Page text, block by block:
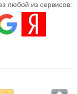
любой из сервисов: